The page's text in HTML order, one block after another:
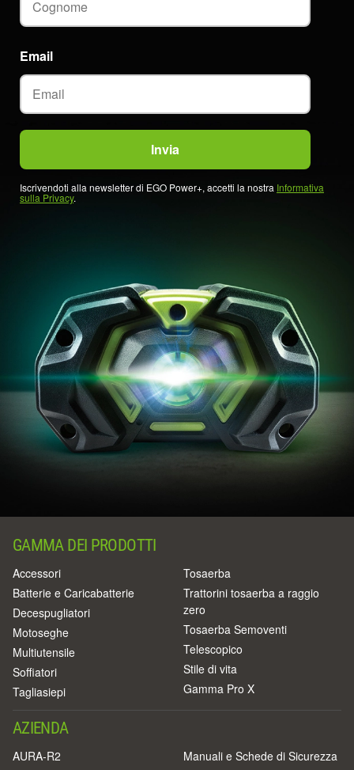
Email
Iscrivendoti alla newsletter di EGO Power+, accetti la nostra Informativa
sulla Privacy.
GAMMA DEI PRODOTTI
Accessori
Batterie e Caricabatterie
Decespugliatori
Motoseghe
Multiutensile
Soffiatori
Tagliasiepi
Tosaerba
Trattorini tosaerba a raggio
zero
Tosaerba Semoventi
Telescopico
Stile di vita
Gamma Pro X
AZIENDA
AURA-R2
Manuali e Schede di Sicurezza